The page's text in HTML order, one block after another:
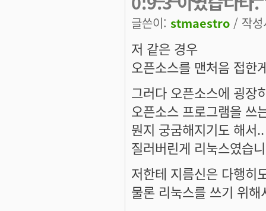
글쓴이: stmaestro / 작
저 같은 경우
오픈소스를 맨처음 접한
그러다 오픈소스에 굉장
오픈소스 프로그램을 쓰
뭔지 궁굼해지기도 해서
질러버린게 리눅스였습
저한테 지름신은 다행히
물론 리눅스를 쓰기 위